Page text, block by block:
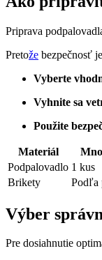
Priprava
Pretože bezpečnosť
Vyberte
Vyhnite sa
Použite
Materiál
Podpalovadlo 1 kus
Brikety
Podľa
Výber
Pre dosiahnutie